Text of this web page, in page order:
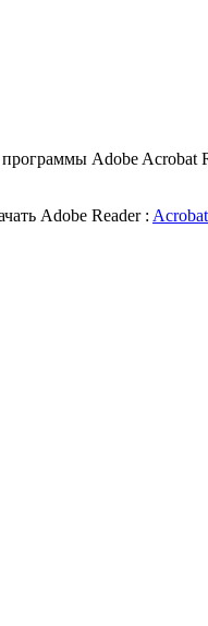
Adobe Acrobat
Adobe Reader :